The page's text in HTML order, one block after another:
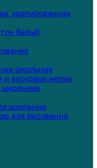
крепированная
белый
школьные
и восковые мелки
школьные
для рисования